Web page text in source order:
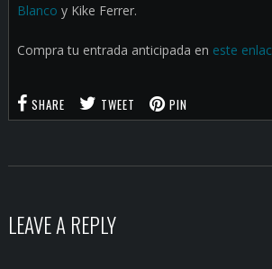
Blanco y Kike Ferrer.
Compra tu entrada anticipada en este
SHARE TWEET PIN
LEAVE A REPLY